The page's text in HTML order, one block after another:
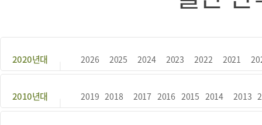
2020년대 2026 2025 2024 2023 2022 2021
2010년대 2019 2018 2017 2016 2015 2014 2013